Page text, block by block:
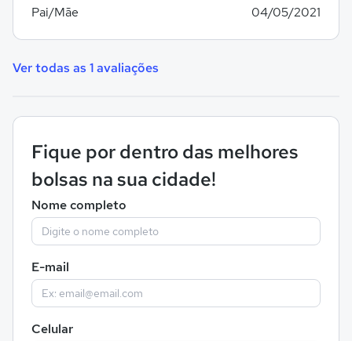
Pai/Mãe
04/05/2021
Ver todas as 1 avaliações
Fique por dentro das melhores
bolsas na sua cidade!
Nome completo
E-mail
Celular